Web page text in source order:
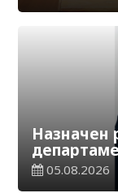
Назначен
по
05.08.2026